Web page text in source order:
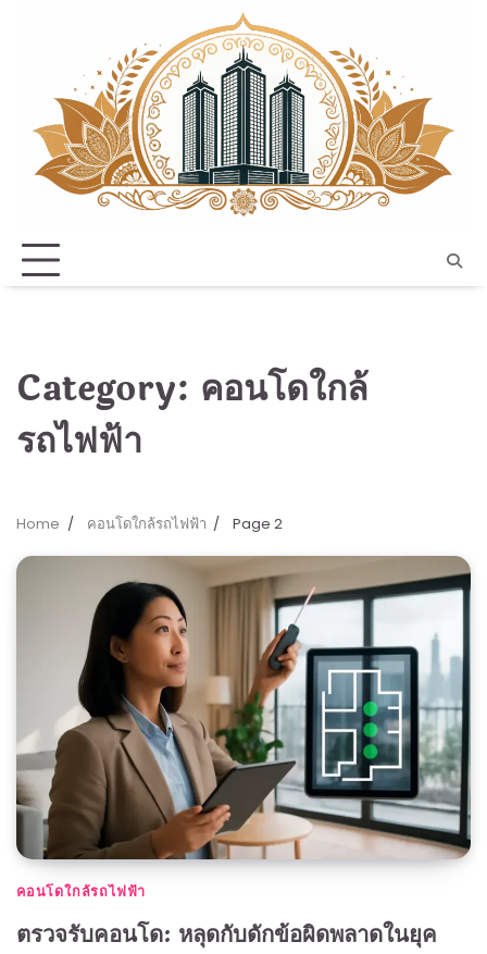
Category: คอนโดใกล้
รถไฟฟ้า
Home คอนโดใกล้รถไฟฟ้า Page 2
คอนโดใกล้รถไฟฟ้า
ตรวจรับคอนโด: หลุดกับดักข้อผิดพลาดในยุค